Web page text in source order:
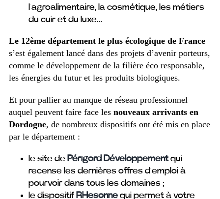
l’agroalimentaire, la cosmétique, les métiers
du cuir et du luxe…
Le 12èmedépartement le plus écologique de France
s’est également lancé dans des projets d’avenir porteurs,
comme le développement de la filière éco responsable,
les énergies du futur et les produits biologiques.
Et pour pallier au manque de réseau professionnel
auquel peuvent faire face les nouveaux arrivants en
Dordogne, de nombreux dispositifs ont été mis en place
par le département :
le site de Périgord Développementqui
recense les dernières offres d’emploi à
pourvoir dans tous les domaines ;
le dispositif RHesonne qui permet à votre